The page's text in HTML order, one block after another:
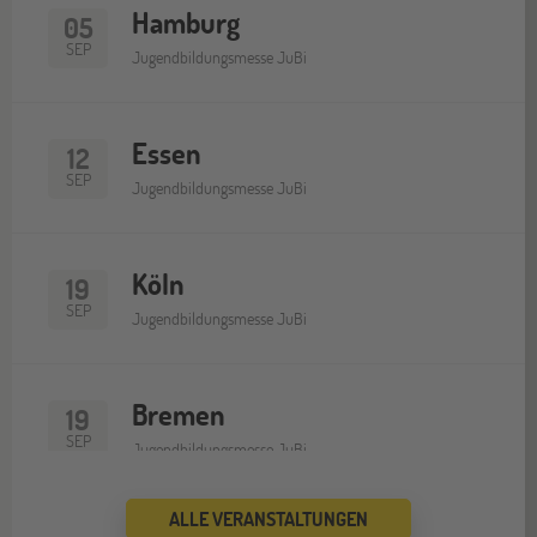
05
SEP
Hamburg
Jugendbildungsmesse JuBi
12
SEP
Essen
Jugendbildungsmesse JuBi
19
SEP
Köln
Jugendbildungsmesse JuBi
19
SEP
Bremen
Jugendbildungsmesse JuBi
ALLE VERANSTALTUNGEN